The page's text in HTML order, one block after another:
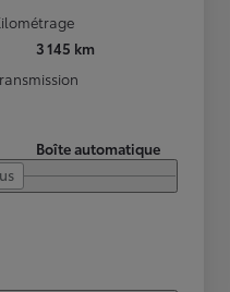
3 145 km
Boîte automatique